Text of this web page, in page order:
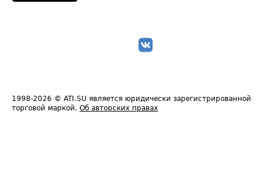
1998-2026 © ATI.SU является юридически зарегистрированной
торговой маркой. Об авторских правах